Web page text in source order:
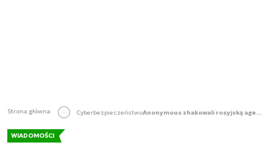
Strona główna Cyberbezpieczeństwo Anonymous zhakowali rosyjską agencję informacyjną TASS. Umieścili apel: „To nie jest nasza wojna, zatrzymajmy to”
WIADOMOŚCI